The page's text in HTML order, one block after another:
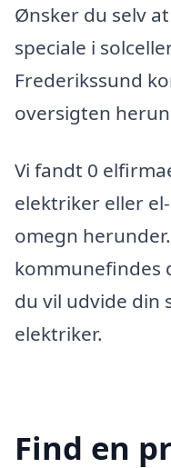
Ønsker du selv
speciale i
Frederikssund
oversigten
Vi fandt 0
elektriker eller
omegn
kommunefindes
du vil udvide din
elektriker.
Find en